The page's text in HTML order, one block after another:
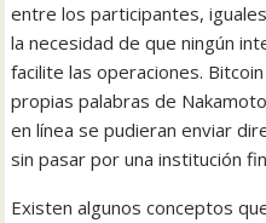
entre los participantes,
la necesidad de que ningún
facilite las operaciones.
propias palabras de
en línea se pudieran enviar
sin pasar por una institución
Existen algunos conceptos